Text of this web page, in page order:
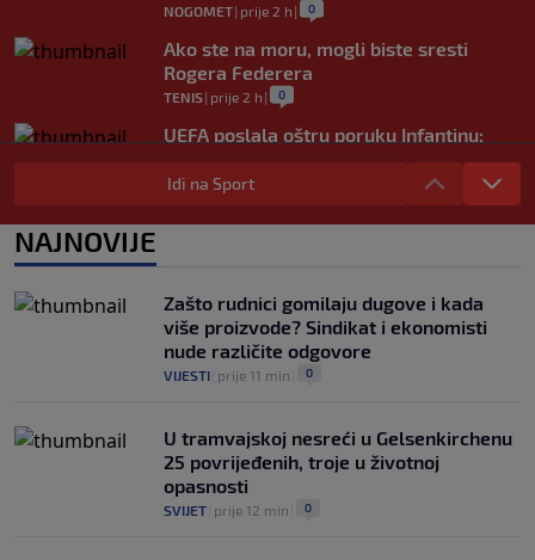
NOGOMET| prije 2 h | 0
Ako ste na moru, mogli biste sresti
Rogera Federera
TENIS| prije 2 h | 0
UEFA poslala oštru poruku Infantinu:
"Ništa se ne mijenja, bojkot Svjetskog
prvenstva i dalje je na snazi"
prvenstva
NOGOMET prije 3 h 0
Idi na Sport
NAJNOVIJE
Zašto rudnici gomilaju dugove i kada
više proizvode? Sindikat i ekonomisti
nude različite odgovore
VIJESTI prije 11 min 0
U tramvajskoj nesreći u Gelsenkirchenu
25 povrijeđenih, troje u životnoj
opasnosti
SVIJET prije 12 min 0